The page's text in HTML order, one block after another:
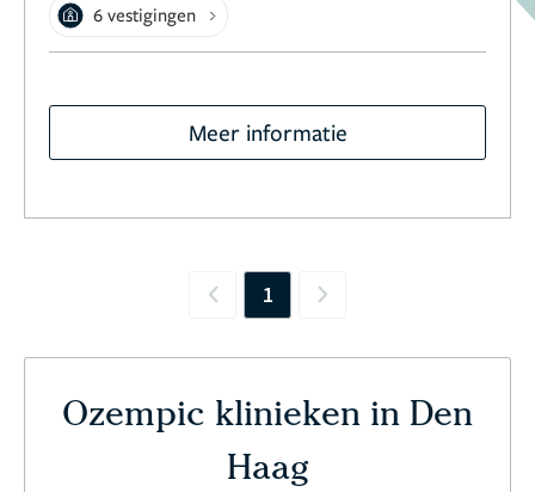
6 vestigingen
Meer informatie
Previous
1 Next
Ozempic klinieken in Den
Haag